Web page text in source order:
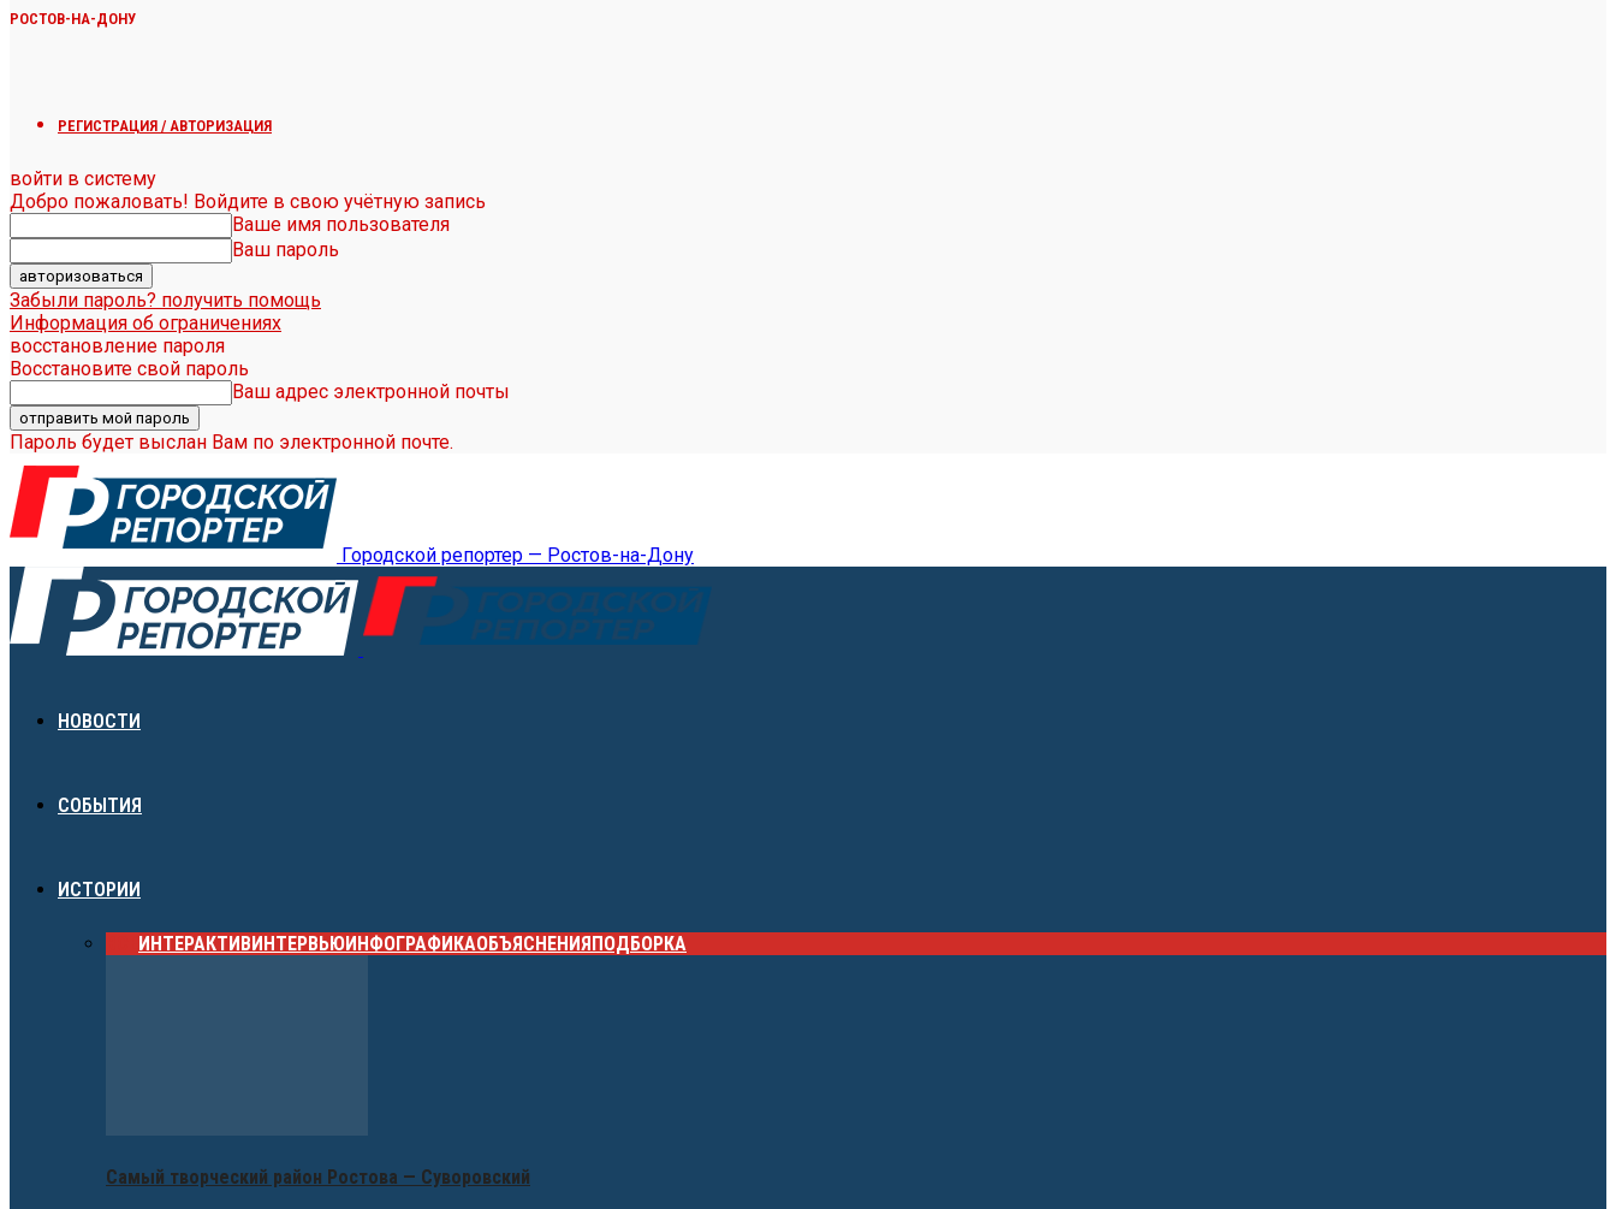
РОСТОВ-НА-ДОНУ
РЕГИСТРАЦИЯ / АВТОРИЗАЦИЯ
войти в систему
Добро пожаловать! Войдите в свою учётную запись
Ваше имя пользователя
Ваш пароль
Забыли пароль? получить помощь
Информация об ограничениях
восстановление пароля
Восстановите свой пароль
Ваш адрес электронной почты
Пароль будет выслан Вам по электронной почте.
Городской репортер — Ростов-на-Дону
НОВОСТИ
СОБЫТИЯ
ИСТОРИИ
ИНТЕРАКТИВИНТЕРВЬЮИНФОГРАФИКАОБЪЯСНЕНИЯПОДБОРКА
Самый творческий район Ростова — Суворовский